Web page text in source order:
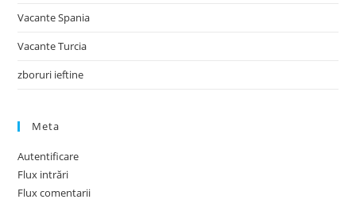
Vacante Spania
Vacante Turcia
zboruri ieftine
Meta
Autentificare
Flux intrări
Flux comentarii